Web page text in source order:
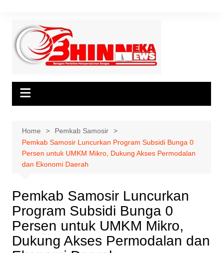
content
Home
Pemkab Samosir
Pemkab Samosir Luncurkan Program Subsidi Bunga 0
Persen untuk UMKM Mikro, Dukung Akses Permodalan
dan Ekonomi Daerah
Pemkab Samosir Luncurkan
Program Subsidi Bunga 0
Persen untuk UMKM Mikro,
Dukung Akses Permodalan dan